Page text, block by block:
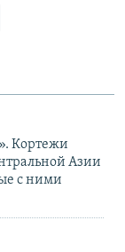
Кортежи
Азии
с ними